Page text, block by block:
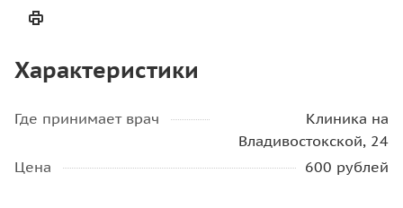
Характеристики
Где принимает врач
Клиника на
Владивостокской, 24
Цена
600 рублей